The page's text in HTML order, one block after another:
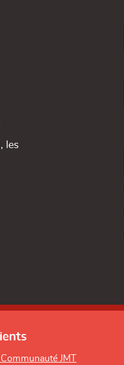
les
Communauté JMT